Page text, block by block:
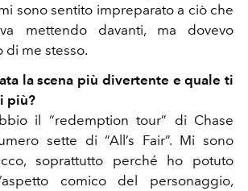
sono sentito impreparato a ciò che
mettendo davanti, ma dovevo
di me stesso.
la scena più divertente e quale ti
più?
il “redemption tour” di Chase
sette di “All’s Fair”. Mi sono
soprattutto perché ho potuto
comico del personaggio,